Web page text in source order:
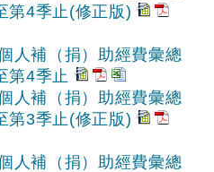
第4季止(修正版)
人補（捐）助經費彙總
第4季止
人補（捐）助經費彙總
第3季止(修正版)
人補（捐）助經費彙總